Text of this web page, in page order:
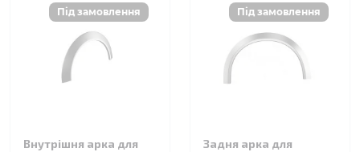
Внутрішня арка для
Задня арка для